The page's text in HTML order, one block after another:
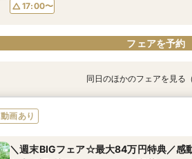
17:00〜
フェアを予約
＼2027年内★先行予約スタート／準備
所要時間：2時間30分程度
＼初見学におすすめ／おもてなし料理
所要時間：3時間程度
【料理重視必見】ゲスト想いの懐石フ
所要時間：3時間程度
＜20～39名限定＞少人数・家族婚限定
所要時間：3時間程度
【マイナビ限定☆最大84万円ご優待】＼
食付★ドレス優待チケット付フェア
同日のほかのフェアを見る
動画あり
＼週末BIGフェア☆最大84万円特典／感